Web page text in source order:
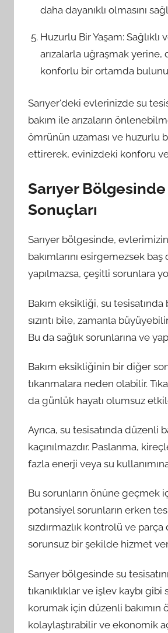
daha dayanıklı olmasını
Huzurlu Bir Yaşam:
arızalarla uğraşmak
konforlu bir ortamda
Sarıyer'deki evlerinizde su
bakım ile arızaların
ömrünün uzaması ve huzurlu
ettirerek, evinizdeki konforu
Sarıyer Bölgesinde
Sonuçları
Sarıyer bölgesinde,
bakımlarını esirgemezsek
yapılmazsa, çeşitli sorunlara
Bakım eksikliği, su
sızıntı bile, zamanla
Bu da sağlık sorunlarına ve
Bakım eksikliğinin bir diğer
tıkanmalara neden olabilir.
da günlük hayatı olumsuz
Ayrıca, su tesisatında düzenli
kaçınılmazdır. Paslanma,
fazla enerji veya su
Bu sorunların önüne geçmek
potansiyel sorunların erken
sızdırmazlık kontrolü ve
sorunsuz bir şekilde hizmet
Sarıyer bölgesinde su
tıkanıklıklar ve işlev kaybı
korumak için düzenli bakımın
kolaylaştırabilir ve ekonomik